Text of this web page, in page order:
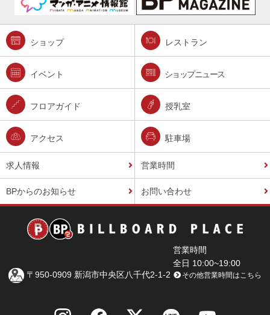
ショップ レストラン
イベント ショップニュース
フロアガイド 授乳室
アクセス 駐車場
求人情報 営業時間
BPからのお知らせ お問い合わせ
〒950-0909 新潟市中央区八千代2-1-2
営業時間
全日 10:00~19:00
その他営業時間はこちら